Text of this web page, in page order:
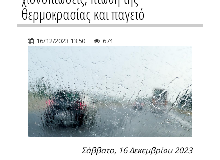
θερμοκρασίας και παγετό
16/12/2023 13:50 674
Σάββατο, 16 Δεκεμβρίου 2023